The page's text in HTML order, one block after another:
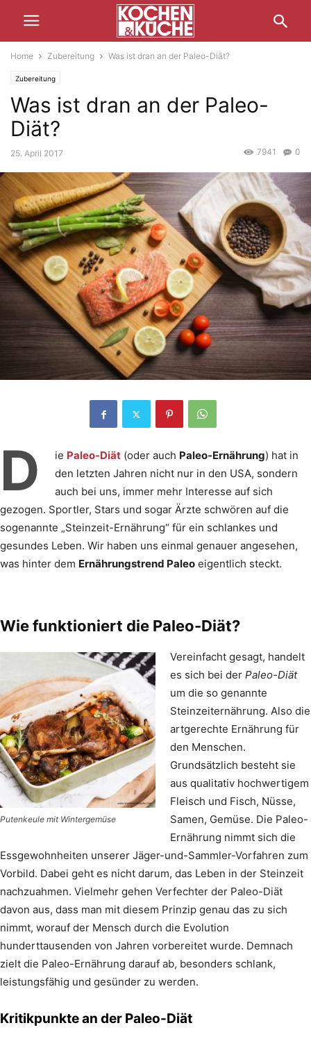
Home Zubereitung Was ist dran an der Paleo-Diät?
Zubereitung
Was ist dran an der Paleo-
Diät?
25. April 2017 0
7941
D ie Paleo-Diät (oder auch Paleo-Ernährung) hat in
den letzten Jahren nicht nur in den USA, sondern
auch bei uns, immer mehr Interesse auf sich
gezogen. Sportler, Stars und sogar Ärzte schwören auf die
sogenannte „Steinzeit-Ernährung“ für ein schlankes und
gesundes Leben. Wir haben uns einmal genauer angesehen,
was hinter dem Ernährungstrend Paleo eigentlich steckt.
Wie funktioniert die Paleo-Diät?
Putenkeule mit Wintergemüse
Vereinfacht gesagt, handelt
es sich bei der Paleo-Diät
um die so genannte
Steinzeiternährung. Also die
artgerechte Ernährung für
den Menschen.
Grundsätzlich besteht sie
aus qualitativ hochwertigem
Fleisch und Fisch, Nüsse,
Samen, Gemüse. Die Paleo-
Ernährung nimmt sich die
Essgewohnheiten unserer Jäger-und-Sammler-Vorfahren zum
Vorbild. Dabei geht es nicht darum, das Leben in der Steinzeit
nachzuahmen. Vielmehr gehen Verfechter der Paleo-Diät
davon aus, dass man mit diesem Prinzip genau das zu sich
nimmt, worauf der Mensch durch die Evolution
hunderttausenden von Jahren vorbereitet wurde. Demnach
zielt die Paleo-Ernährung darauf ab, besonders schlank,
leistungsfähig und gesünder zu werden.
Kritikpunkte an der Paleo-Diät